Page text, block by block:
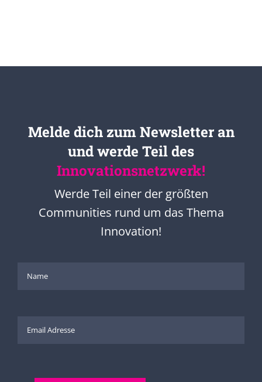
Melde dich zum Newsletter an
und werde Teil des
Innovationsnetzwerk!
Werde Teil einer der größten
Communities rund um das Thema
Innovation!